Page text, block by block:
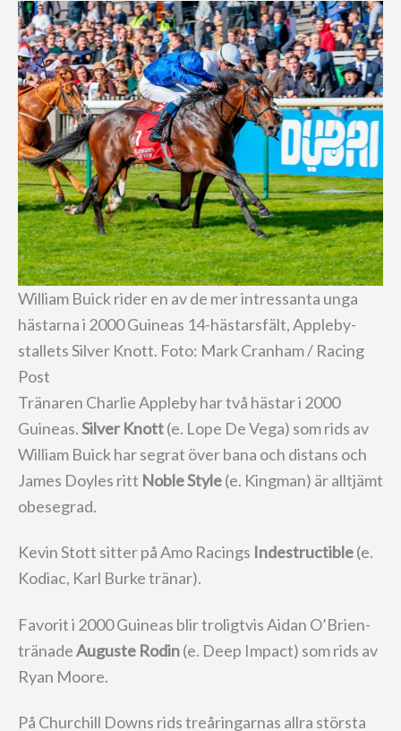
William Buick rider en av de mer intressanta unga
hästarna i 2000 Guineas 14-hästarsfält, Appleby-
stallets Silver Knott. Foto: Mark Cranham / Racing
Post
Tränaren Charlie Appleby har två hästar i 2000
Guineas.Silver Knott(e. Lope De Vega) som rids av
William Buick har segrat över bana och distans och
James Doyles ritt Noble Style(e. Kingman) är alltjämt
obesegrad.
Kevin Stott sitter på Amo Racings Indestructible(e.
Kodiac, Karl Burke tränar).
Favorit i 2000 Guineas blir troligtvis Aidan O’Brien-
tränadeAuguste Rodin(e. Deep Impact) som rids av
Ryan Moore.
På Churchill Downs rids treåringarnas allra största